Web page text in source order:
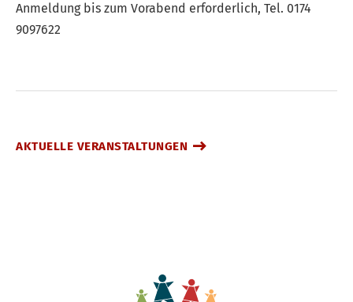
Anmeldung bis zum Vorabend erforderlich, Tel. 0174
9097622
AKTUELLE VERANSTALTUNGEN